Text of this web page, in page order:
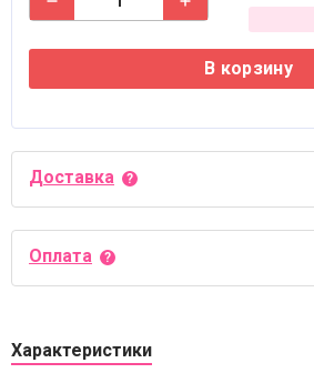
В корзину
Доставка
Оплата
Характеристики